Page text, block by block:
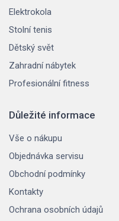
Elektrokola
Stolní tenis
Dětský svět
Zahradní nábytek
Profesionální fitness
Důležité informace
Vše o nákupu
Objednávka servisu
Obchodní podmínky
Kontakty
Ochrana osobních údajů